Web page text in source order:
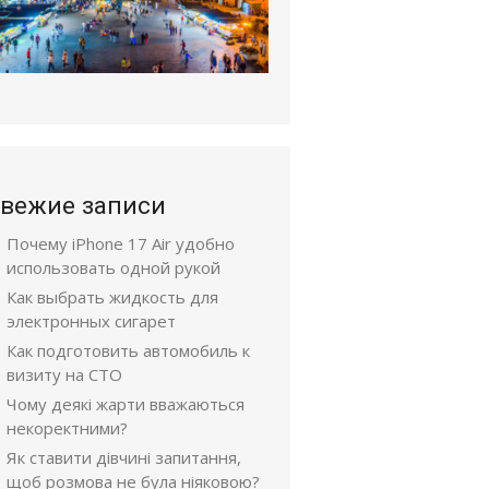
записи
Почему iPhone 17 Air удобно
использовать одной рукой
Как выбрать жидкость для
электронных сигарет
Как подготовить автомобиль к
визиту на СТО
Чому деякі жарти вважаються
некоректними?
Як ставити дівчині запитання,
щоб розмова не була ніяковою?